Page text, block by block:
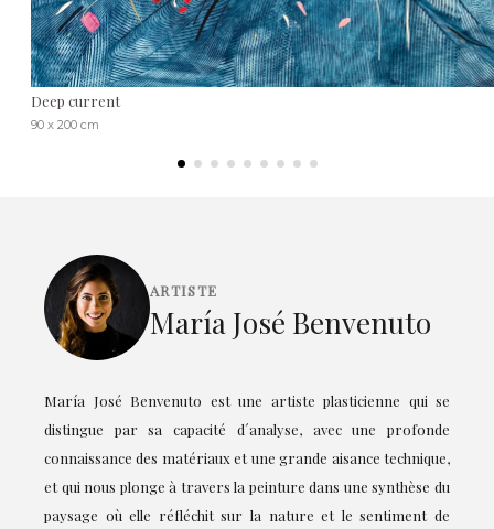
Deep current
90 x 200 cm
ARTISTE
María José Benvenuto
María José Benvenuto est une artiste plasticienne qui se
distingue par sa capacité d´analyse, avec une profonde
connaissance des matériaux et une grande aisance technique,
et qui nous plonge à travers la peinture dans une synthèse du
paysage où elle réfléchit sur la nature et le sentiment de